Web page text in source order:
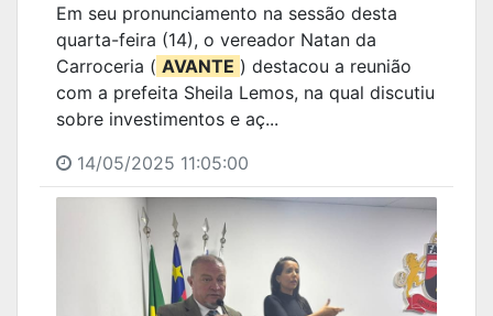
Em seu pronunciamento na sessão desta
quarta-feira (14), o vereador Natan da
Carroceria ( AVANTE ) destacou a reunião
com a prefeita Sheila Lemos, na qual discutiu
sobre investimentos e aç...
14/05/2025 11:05:00